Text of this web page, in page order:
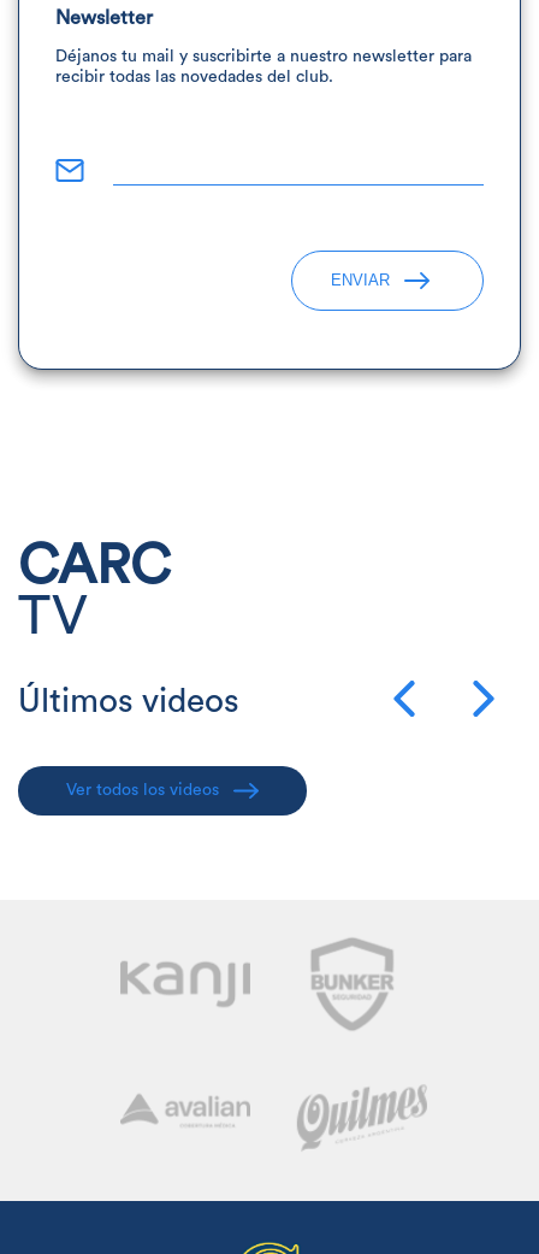
Newsletter
Déjanos tu mail y suscribirte a nuestro newsletter para
recibir todas las novedades del club.
ENVIAR
CARC
TV
Últimos videos
Ver todos los videos